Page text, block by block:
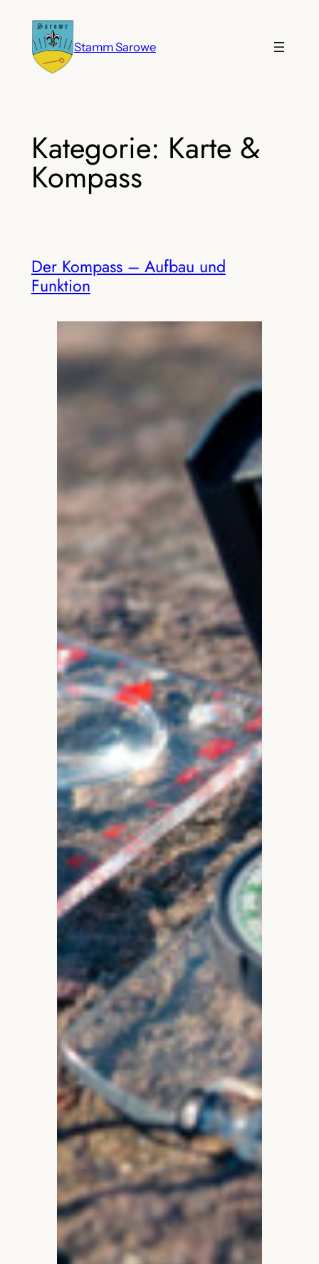
springen
Stamm Sarowe
Kategorie: Karte &
Kompass
Der Kompass – Aufbau und
Funktion